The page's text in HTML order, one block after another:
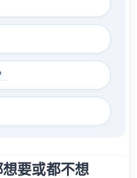
要或都不想